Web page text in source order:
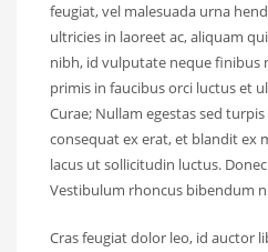
feugiat, vel malesuada urna
ultricies in laoreet ac, aliquam
nibh, id vulputate neque finibus
primis in faucibus orci luctus et
Curae; Nullam egestas sed
consequat ex erat, et blandit ex
lacus ut sollicitudin luctus.
Vestibulum rhoncus bibendum
Cras feugiat dolor leo, id auctor